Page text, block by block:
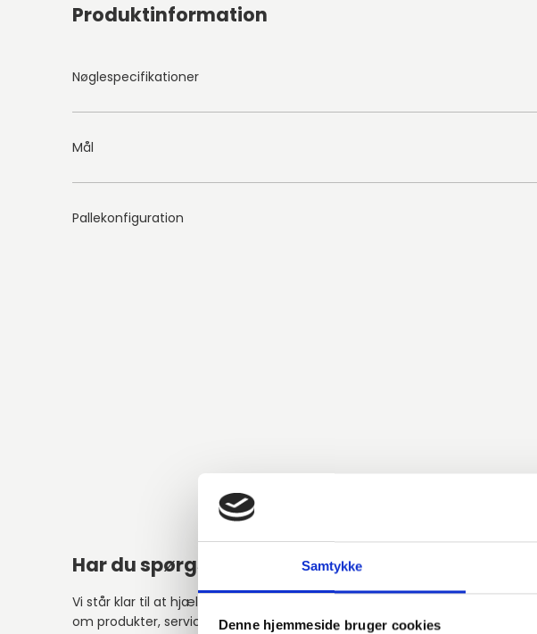
Samtykke
Denne hjemmeside bruger cookies
Produktinformation
Nøglespecifikationer
Mål
Pallekonfiguration
Har du spørgsmål?
Vi står klar til at hjælpe med spørgsmål
om produkter, service eller andet.
Alternative varer